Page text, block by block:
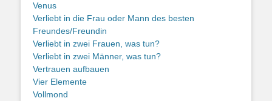
Venus
Verliebt in die Frau oder Mann des besten
Freundes/Freundin
Verliebt in zwei Frauen, was tun?
Verliebt in zwei Männer, was tun?
Vertrauen aufbauen
Vier Elemente
Vollmond